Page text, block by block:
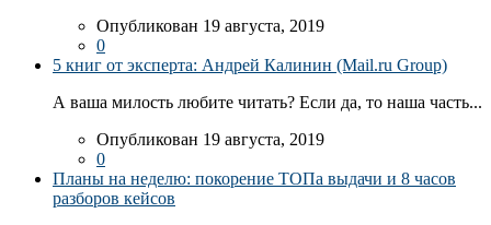
Опубликован 19 августа, 2019
0
5 книг от эксперта: Андрей Калинин (Mail.ru Group)
А ваша милость любите читать? Если да, то наша часть...
Опубликован 19 августа, 2019
0
Планы на неделю: покорение ТОПа выдачи и 8 часов
разборов кейсов